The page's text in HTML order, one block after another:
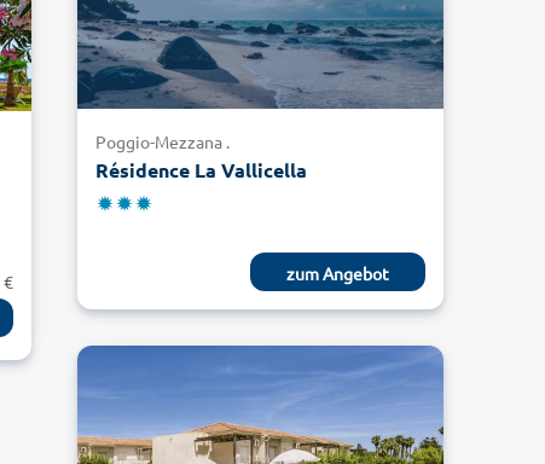
€
Poggio-Mezzana .
Résidence La Vallicella
zum Angebot